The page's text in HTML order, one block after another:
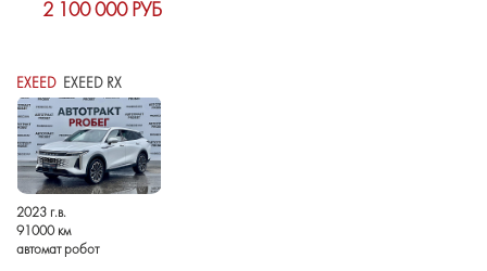
2 100 000 РУБ
EXEED EXEED RX
2023 г.в.
91000 км
автомат робот